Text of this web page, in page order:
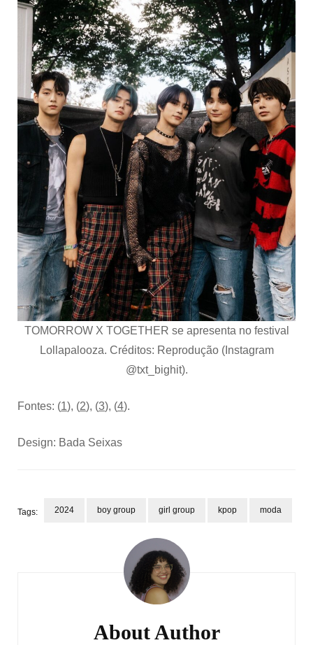
TOMORROW X TOGETHER se apresenta no festival
Lollapalooza. Créditos: Reprodução (Instagram
@txt_bighit).
Fontes: (1), (2), (3), (4).
Design: Bada Seixas
Tags: 2024 boy group girl group kpop moda
About Author